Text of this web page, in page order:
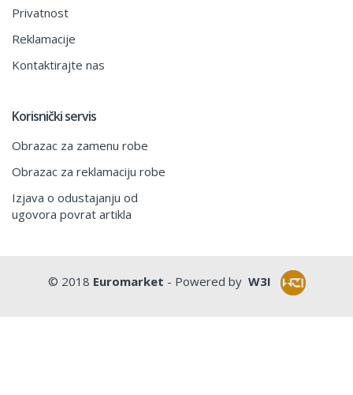
Privatnost
Reklamacije
Kontaktirajte nas
Korisnički servis
Obrazac za zamenu robe
Obrazac za reklamaciju robe
Izjava o odustajanju od
ugovora povrat artikla
© 2018 Euromarket - Powered by W3I